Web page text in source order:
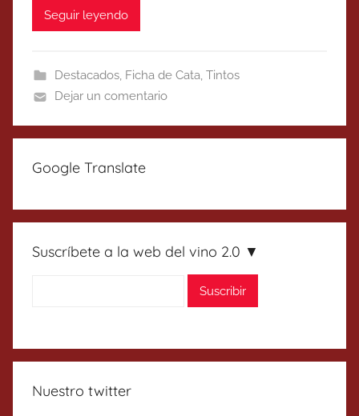
Seguir leyendo
Destacados, Ficha de Cata, Tintos
Dejar un comentario
Google Translate
Suscríbete a la web del vino 2.0 ▼
Nuestro twitter